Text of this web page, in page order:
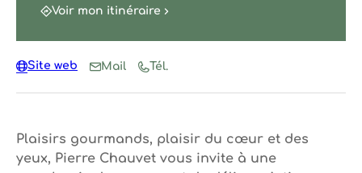
Plaisirs gourmands, plaisir du cœur et des
yeux, Pierre Chauvet vous invite à une
Voir mon itinéraire
Site web Mail Tél.